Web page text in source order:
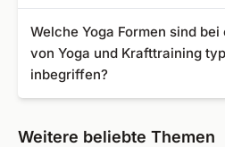
trägt immer etwas zu Ihrer
Wohlbefinden bei.
Preis für Ihren Yoga und
von der gewählten Destination
Meist werden Packages
jedes Urlaubsbudget etwas.
Welche Yoga Formen sind
von Yoga und Krafttraining
inbegriffen?
erfordern, wie Hatha Yoga oder
Weitere beliebte Themen